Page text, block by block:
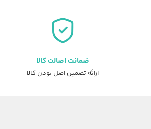
ضمانت اصالت کالا
ارائه تضمین اصل بودن کالا